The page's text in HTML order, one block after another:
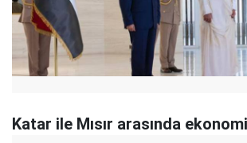
Katar ile Mısır arasında